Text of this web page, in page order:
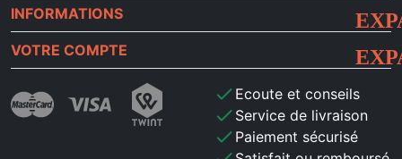
INFORMATIONS
VOTRE COMPTE
check Ecoute et conseils
check Service de livraison
check Paiement sécurisé